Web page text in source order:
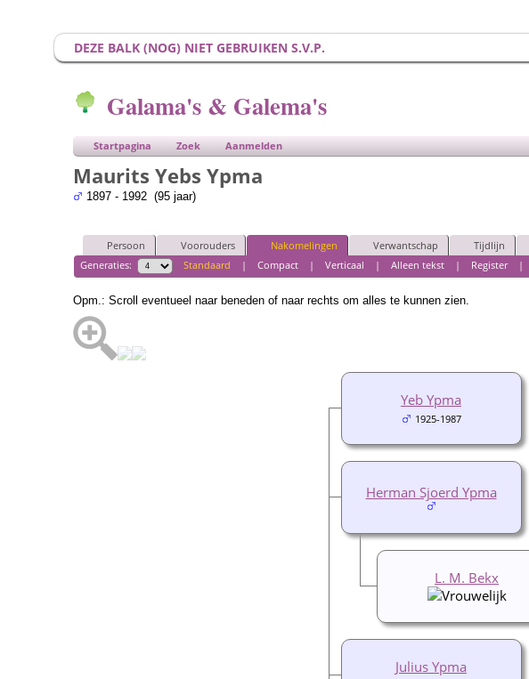
DEZE BALK (NOG) NIET GEBRUIKEN S.V.P.
Galama's & Galema's
Startpagina Zoek Aanmelden
Maurits Yebs Ypma
1897 - 1992 (95 jaar)
Persoon Voorouders Nakomelingen Verwantschap Tijdlijn
Generaties:
Standaard |Compact |Verticaal |Alleen tekst | Register|
Opm.: Scroll eventueel naar beneden of naar rechts om alles te kunnen zien.
Yeb Ypma
1925-1987
Herman Sjoerd Ypma
L. M. Bekx
Julius Ypma